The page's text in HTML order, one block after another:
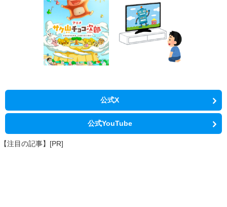
公式X
公式YouTube
【注目の記事】[PR]